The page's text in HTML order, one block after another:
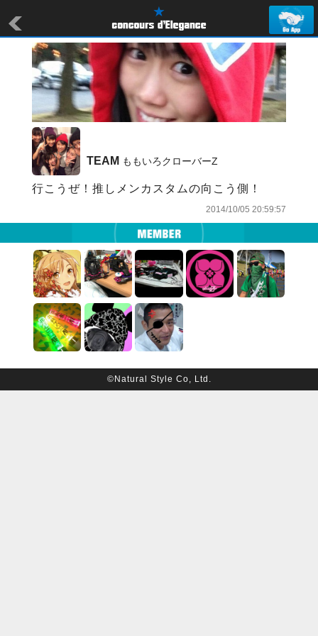
TEAM ももいろクローバーZ
行こうぜ！推しメンカスタムの向こう側！
2014/10/05 20:59:57
©Natural Style Co, Ltd.